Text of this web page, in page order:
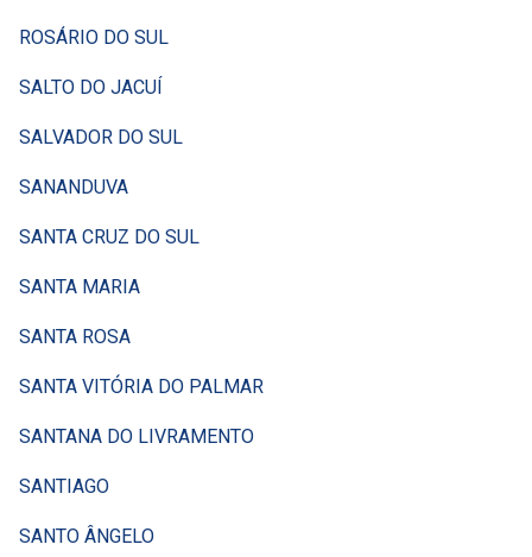
ROSÁRIO DO SUL
SALTO DO JACUÍ
SALVADOR DO SUL
SANANDUVA
SANTA CRUZ DO SUL
SANTA MARIA
SANTA ROSA
SANTA VITÓRIA DO PALMAR
SANTANA DO LIVRAMENTO
SANTIAGO
SANTO ÂNGELO